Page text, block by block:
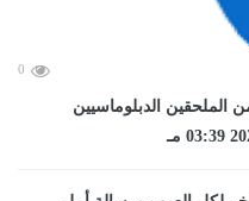
0
الخارجية يلتقي أعضاء الدفعة ٥٩ من الملحقين الدبلوماسيين